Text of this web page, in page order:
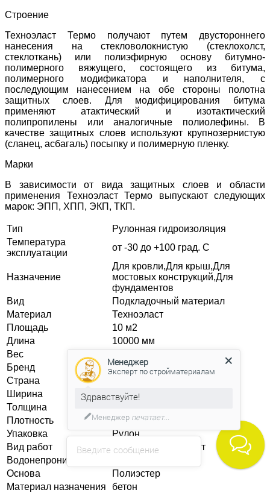
Строение
Техноэласт Термо получают путем двустороннего
нанесения на стекловолокнистую (стеклохолст,
стеклоткань) или полиэфирную основу битумно-
полимерного вяжущего, состоящего из битума,
полимерного модификатора и наполнителя, с
последующим нанесением на обе стороны полотна
защитных слоев. Для модифицирования битума
применяют атактический и изотактический
полипропилены или аналогичные полиолефины. В
качестве защитных слоев используют крупнозернистую
(сланец, асбагаль) посыпку и полимерную пленку.
Марки
В зависимости от вида защитных слоев и области
применения Техноэласт Термо выпускают следующих
марок: ЭПП, ХПП, ЭКП, ТКП.
Тип
Рулонная гидроизоляция
Температура
эксплуатации
от -30 до +100 град. C
Назначение
Для кровли,Для крыш,Для
мостовых конструкций,Для
фундаментов
Вид
Подкладочный материал
Материал
Техноэласт
Площадь
10 м2
Длина
10000 мм
Вес
Бренд
Технониколь
Страна
Ширина
1000 мм
Толщина
Плотность
4,4 кг/м2
Упаковка
Рулон
Вид работ
Для наружных работ
Водонепроницаемость
Основа
Полиэстер
Материал назначения
бетон
Введите сообщение
Менеджер
Эксперт по стройматериалам
Здравствуйте!
Менеджер печатает...